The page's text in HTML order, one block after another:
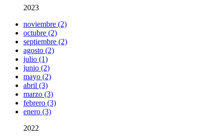
2023
noviembre (2)
octubre (2)
septiembre (2)
agosto (2)
julio (1)
junio (2)
mayo (2)
abril (3)
marzo (3)
febrero (3)
enero (3)
2022